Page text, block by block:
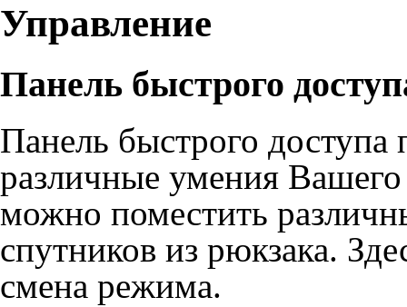
Управление
Панель быстрого
Панель быстрого доступа
различные умения
можно поместить
спутников из рюкзака.
смена режима.